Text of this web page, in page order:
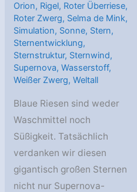
Orion, Rigel, Roter Überriese,
Roter Zwerg, Selma de Mink,
Simulation, Sonne, Stern,
Sternentwicklung,
Sternstruktur, Sternwind,
Supernova,Wasserstoff,
Weißer Zwerg,Weltall
Blaue Riesen sind weder
Waschmittel noch
Süßigkeit. Tatsächlich
verdanken wir diesen
gigantisch großen Sternen
nicht nur Supernova-